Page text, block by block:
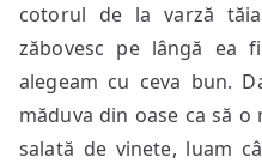
cotorul de la varză
zăbovesc pe lângă ea
alegeam cu ceva bun.
măduva din oase ca să o
salată de vinete, luam